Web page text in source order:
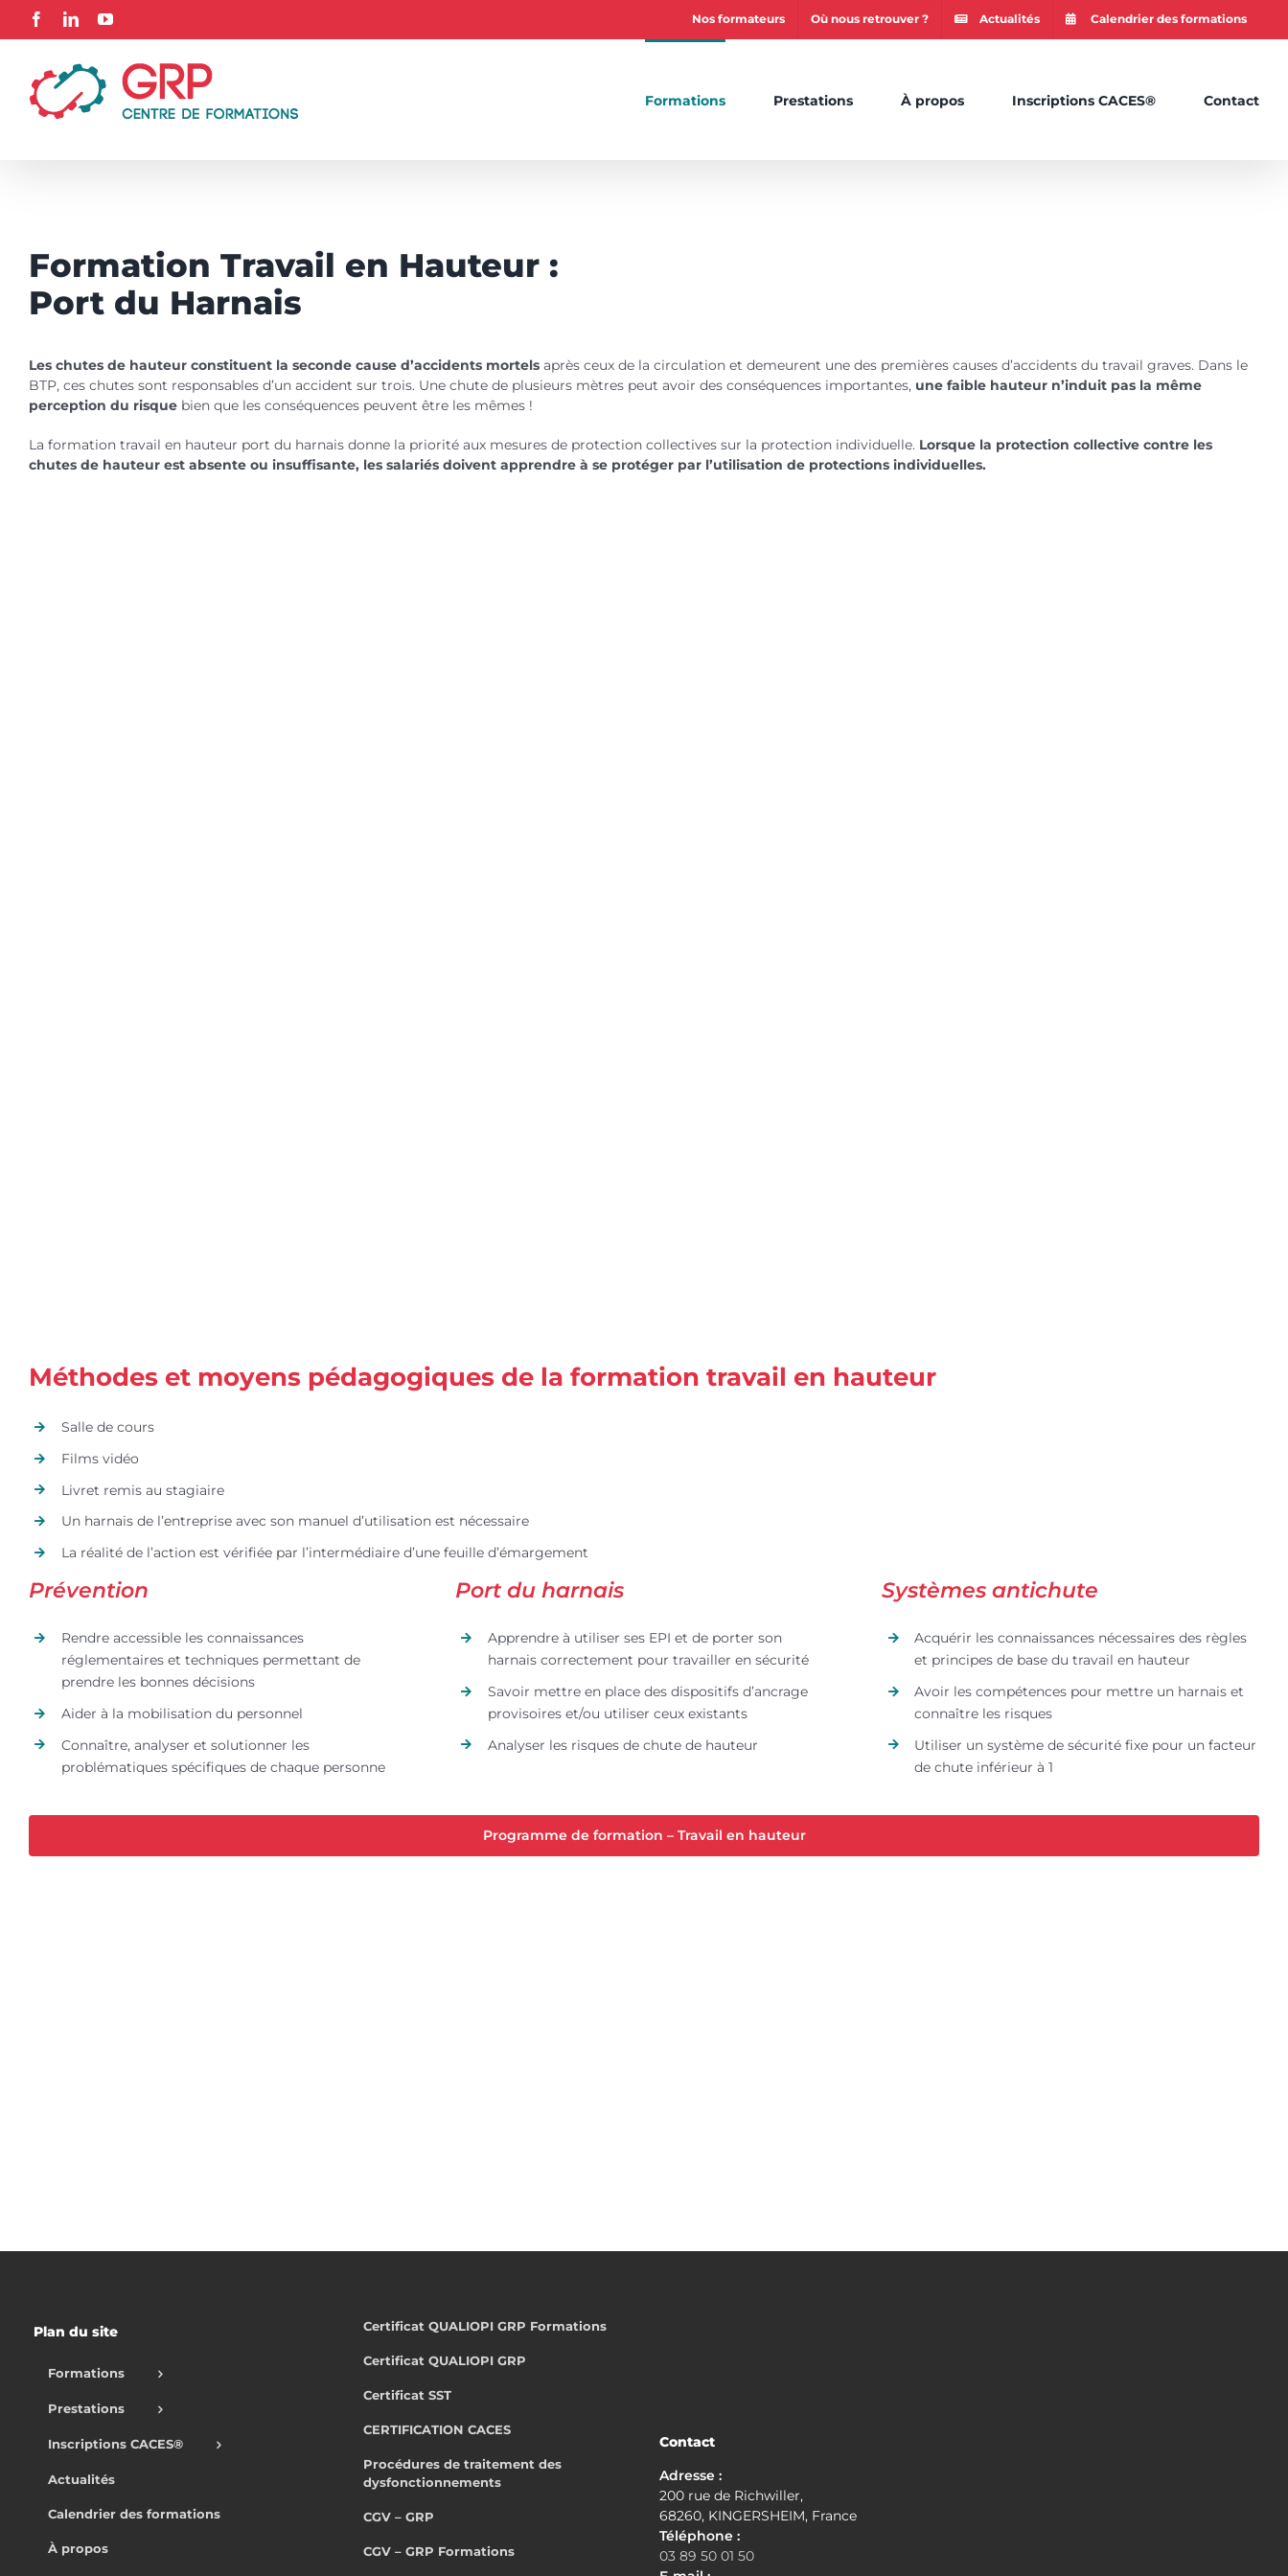
Passer
FacebookLinkedInYouTube Nos formateurs Où nous retrouver ? Actualités Calendrier des formations
Formations Prestations À propos Inscriptions CACES® Contact
Formation Travail en Hauteur :
Port du Harnais
Les chutes de hauteur constituent la seconde cause d’accidents mortels après ceux de la circulation et demeurent une des premières causes d’accidents du travail graves. Dans le
BTP, ces chutes sont responsables d’un accident sur trois. Une chute de plusieurs mètres peut avoir des conséquences importantes, une faible hauteur n’induit pas la même
perception du risque bien que les conséquences peuvent être les mêmes !
La formation travail en hauteur port du harnais donne la priorité aux mesures de protection collectives sur la protection individuelle. Lorsque la protection collective contre les
chutes de hauteur est absente ou insuffisante, les salariés doivent apprendre à se protéger par l’utilisation de protections individuelles.
Méthodes et moyens pédagogiques de la formation travail en hauteur
Salle de cours
Films vidéo
Livret remis au stagiaire
Un harnais de l’entreprise avec son manuel d’utilisation est nécessaire
La réalité de l’action est vérifiée par l’intermédiaire d’une feuille d’émargement
Prévention
Rendre accessible les connaissances
réglementaires et techniques permettant de
prendre les bonnes décisions
Aider à la mobilisation du personnel
Connaître, analyser et solutionner les
problématiques spécifiques de chaque personne
Port du harnais
Apprendre à utiliser ses EPI et de porter son
harnais correctement pour travailler en sécurité
Savoir mettre en place des dispositifs d’ancrage
provisoires et/ou utiliser ceux existants
Analyser les risques de chute de hauteur
Systèmes antichute
Acquérir les connaissances nécessaires des règles
et principes de base du travail en hauteur
Avoir les compétences pour mettre un harnais et
connaître les risques
Utiliser un système de sécurité fixe pour un facteur
de chute inférieur à 1
Programme de formation – Travail en hauteur
Plan du site
Formations
Prestations
Inscriptions CACES®
Actualités
Calendrier des formations
À propos
Certificat QUALIOPI GRP Formations
Certificat QUALIOPI GRP
Certificat SST
CERTIFICATION CACES
Procédures de traitement des
dysfonctionnements
CGV – GRP
CGV – GRP Formations
Contact
Adresse :
200 rue de Richwiller,
68260, KINGERSHEIM, France
Téléphone :
03 89 50 01 50